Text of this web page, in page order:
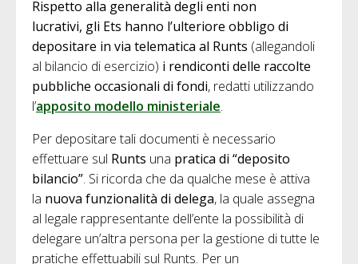
Rispetto alla generalità degli enti non
lucrativi, gli Ets hanno l’ulteriore obbligo di
depositare in via telematica al Runts (allegandoli
al bilancio di esercizio) i rendiconti delle raccolte
pubbliche occasionali di fondi, redatti utilizzando
l’apposito modello ministeriale.
Per depositare tali documenti è necessario
effettuare sul Runts una pratica di “deposito
bilancio”. Si ricorda che da qualche mese è attiva
la nuova funzionalità di delega, la quale assegna
al legale rappresentante dell’ente la possibilità di
delegare un’altra persona per la gestione di tutte le
pratiche effettuabili sul Runts. Per un